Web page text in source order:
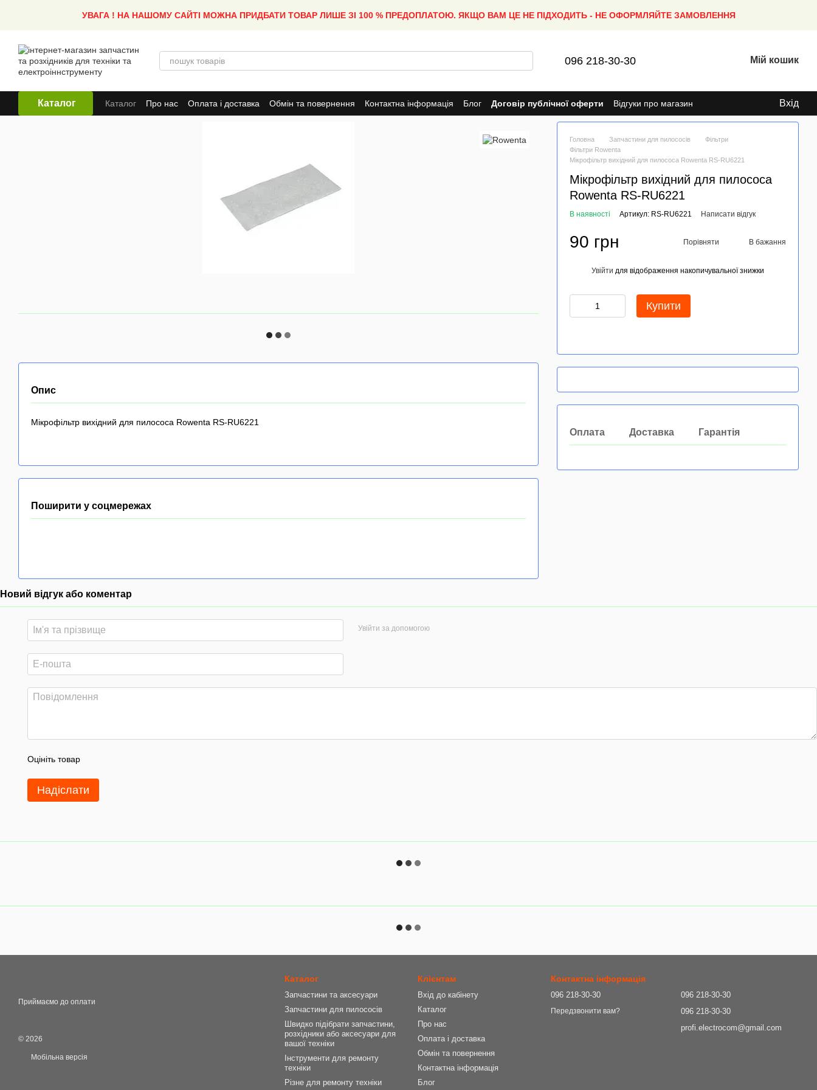
УВАГА ! НА НАШОМУ САЙТІ МОЖНА ПРИДБАТИ ТОВАР ЛИШЕ ЗІ 100 % ПРЕДОПЛАТОЮ. ЯКЩО ВАМ ЦЕ НЕ ПІДХОДИТЬ - НЕ ОФОРМЛЯЙТЕ ЗАМОВЛЕННЯ
096 218-30-30 Мій кошик
Каталог Каталог Про нас Оплата і доставка Обмін та повернення Контактна інформація Блог Договір публічної оферти Відгуки про магазин Вхід
Головна Запчастини для пилососів
Фільтри
Фільтри Rowenta
Мікрофільтр вихідний для пилососа Rowenta RS-RU6221
Мікрофільтр вихідний для пилососа
Rowenta RS-RU6221
В наявності Артикул: RS-RU6221 Написати відгук
90 грн Порівняти В бажання
Увійти для відображення накопичувальної знижки
Купити
Оплата Доставка Гарантія
Опис
Мікрофільтр вихідний для пилососа Rowenta RS-RU6221
Поширити у соцмережах
Новий відгук або коментар
Увійти за допомогою
Оцініть товар
Надіслати
Приймаємо до оплати
© 2026
Мобільна версія
Каталог
Запчастини та аксесуари
Запчастини для пилососів
Швидко підібрати запчастини,
розхідники або аксесуари для
вашої техніки
Інструменти для ремонту
техніки
Різне для ремонту техніки
Клієнтам
Вхід до кабінету
Каталог
Про нас
Оплата і доставка
Обмін та повернення
Контактна інформація
Блог
Контактна інформація
096 218-30-30
Передзвонити вам?
096 218-30-30
096 218-30-30
profi.electrocom@gmail.com